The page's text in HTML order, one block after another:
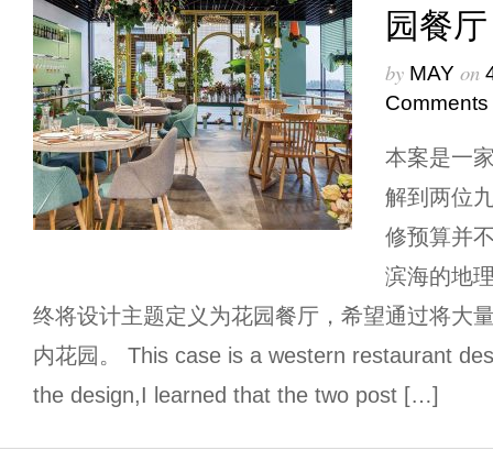
园餐厅
by MAY on
Comments
本案是一
解到两位
修预算并
滨海的地
终将设计主题定义为花园餐厅，希望通过将大
内花园。 This case is a western restaurant
the design,I learned that the two post […]